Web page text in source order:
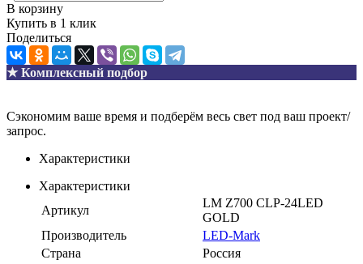
В корзину
Купить в 1 клик
Поделиться
★ Комплексный подбор
Сэкономим ваше время и подберём весь свет под ваш проект/
запрос.
Характеристики
Характеристики
Артикул
LM Z700 CLP-24LED
GOLD
Производитель
LED-Mark
Страна
Россия